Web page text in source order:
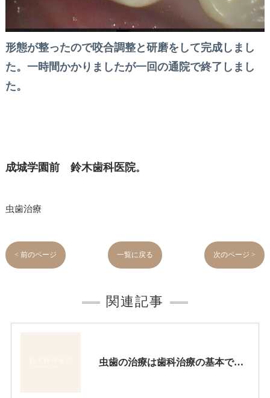
形態が整ったので咬合調整と研磨をして完成しまし
た。一時間かかりましたが一回の通院で終了しまし
た。
成城学園前 鈴木歯科医院。
虫歯治療
< 前のページ 一覧に戻る 次のページ >
関連記事
虫歯の治療は歯科治療の基本です。ここをしっかり押さえないとつぎつぎに問題を起こします。虫歯治療にはじっくりと時間をかるべきです。